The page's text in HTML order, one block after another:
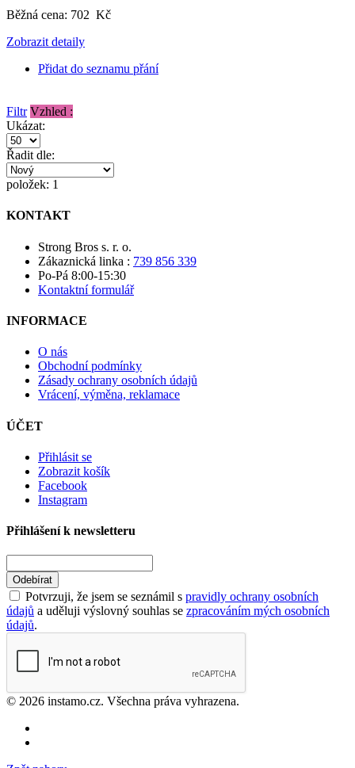
Běžná cena: 702 Kč
Zobrazit detaily
Přidat do seznamu přání
Filtr Vzhled :
Ukázat:
Řadit dle:
položek: 1
KONTAKT
Strong Bros s. r. o.
Zákaznická linka : 739 856 339
Po-Pá 8:00-15:30
Kontaktní formulář
INFORMACE
O nás
Obchodní podmínky
Zásady ochrany osobních údajů
Vrácení, výměna, reklamace
ÚČET
Přihlásit se
Zobrazit košík
Facebook
Instagram
Přihlášení k newsletteru
Odebírat
Potvrzuji, že jsem se seznámil s pravidly ochrany osobních
údajů a uděluji výslovný souhlas se zpracováním mých osobních
údajů.
© 2026 instamo.cz. Všechna práva vyhrazena.